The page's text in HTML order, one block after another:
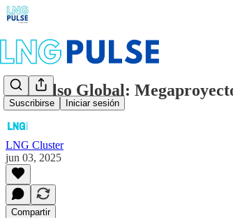
Suscribirse Iniciar sesión
“Impulso Global:
LNG Cluster
jun 03, 2025
Compartir